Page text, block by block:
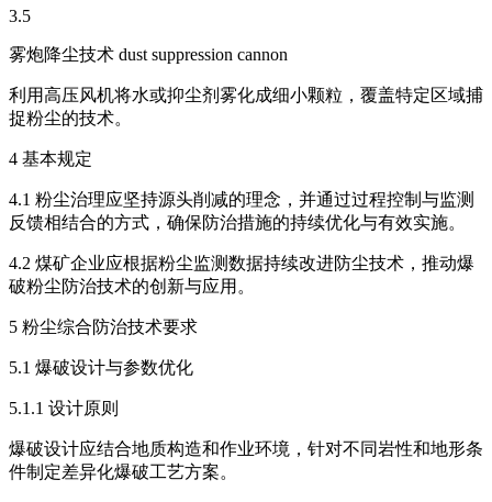
3.5
雾炮降尘技术 dust suppression cannon
利用高压风机将水或抑尘剂雾化成细小颗粒，覆盖特定区域捕
捉粉尘的技术。
4 基本规定
4.1 粉尘治理应坚持源头削减的理念，并通过过程控制与监测
反馈相结合的方式，确保防治措施的持续优化与有效实施。
4.2 煤矿企业应根据粉尘监测数据持续改进防尘技术，推动爆
破粉尘防治技术的创新与应用。
5 粉尘综合防治技术要求
5.1 爆破设计与参数优化
5.1.1 设计原则
爆破设计应结合地质构造和作业环境，针对不同岩性和地形条
件制定差异化爆破工艺方案。